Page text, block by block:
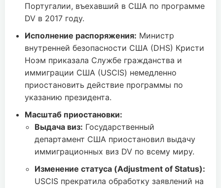
Португалии, въехавший в США по программе
DV в 2017 году.
Исполнение распоряжения: Министр
внутренней безопасности США (DHS) Кристи
Ноэм приказала Службе гражданства и
иммиграции США (USCIS) немедленно
приостановить действие программы по
указанию президента.
Масштаб приостановки:
Выдача виз: Государственный
департамент США приостановил выдачу
иммиграционных виз DV по всему миру.
Изменение статуса (Adjustment of Status):
USCIS прекратила обработку заявлений на